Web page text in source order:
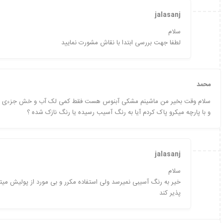
jalasanj
سلام
لطفا جهت بررسی ابتدا با نقاش مشورت نمایید
محمد
سلام وقت بخیر من ماشینم مشکی آبنوس هست فقط کمی لک آب و خش جزءی
و با پارچه میکرو پاک کردم آیا به رنگ آسیب رسیده یا رنگ نازک شده ؟
jalasanj
سلام
خیر به رنگ آسیبی نمیرسد ولی استفاده مکرر و بی مورد از پولیش
پذیر کند